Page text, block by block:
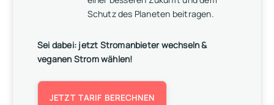
Schutz des Planeten beitragen.
Sei dabei: jetzt Stromanbieter wechseln &
veganen Strom wählen!
JETZT TARIF BERECHNEN